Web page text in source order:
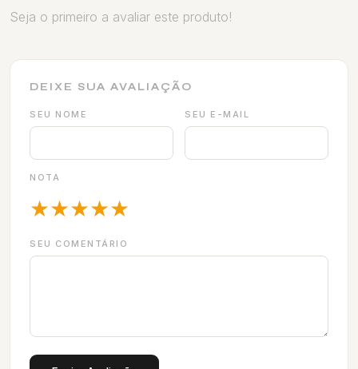
Seja o primeiro a avaliar este produto!
DEIXE SUA AVALIAÇÃO
SEU NOME SEU E-MAIL
NOTA
★★★★★
SEU COMENTÁRIO